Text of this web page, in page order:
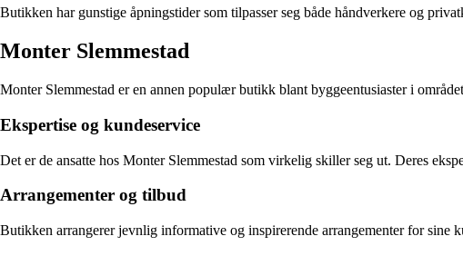
Butikken har gunstige åpningstider som tilpasser seg både håndverkere og
Monter Slemmestad
Monter Slemmestad er en annen populær butikk blant byggeentusiaster i
Ekspertise og kundeservice
Det er de ansatte hos Monter Slemmestad som virkelig skiller seg ut. Deres
Arrangementer og tilbud
Butikken arrangerer jevnlig informative og inspirerende arrangementer for sine